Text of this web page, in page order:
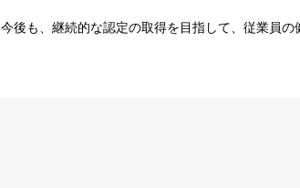
今後も、継続的な認定の取得を目指して、従業員